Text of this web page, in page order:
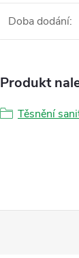
Doba dodání:
Produkt
Těsnění